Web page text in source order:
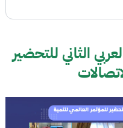
الثاني للتحضير